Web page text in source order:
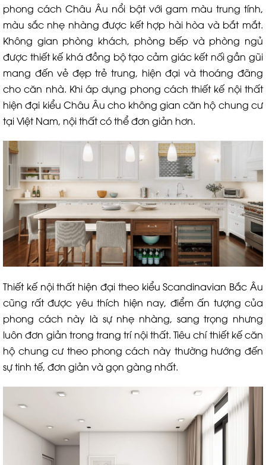
phong cách Châu Âu nổi bật với gam màu trung tính,
màu sắc nhẹ nhàng được kết hợp hài hòa và bắt mắt.
Không gian phòng khách, phòng bếp và phòng ngủ
được thiết kế khá đồng bộ tạo cảm giác kết nối gần gũi
mang đến vẻ đẹp trẻ trung, hiện đại và thoáng đãng
cho căn nhà. Khi áp dụng phong cách thiết kế nội thất
hiện đại kiểu Châu Âu cho không gian căn hộ chung cư
tại Việt Nam, nội thất có thể đơn giản hơn.
Thiết kế nội thất hiện đại theo kiểu Scandinavian Bắc Âu
cũng rất được yêu thích hiện nay, điểm ấn tượng của
phong cách này là sự nhẹ nhàng, sang trọng nhưng
luôn đơn giản trong trang trí nội thất. Tiêu chí thiết kế căn
hộ chung cư theo phong cách này thường hướng đến
sự tinh tế, đơn giản và gọn gàng nhất.